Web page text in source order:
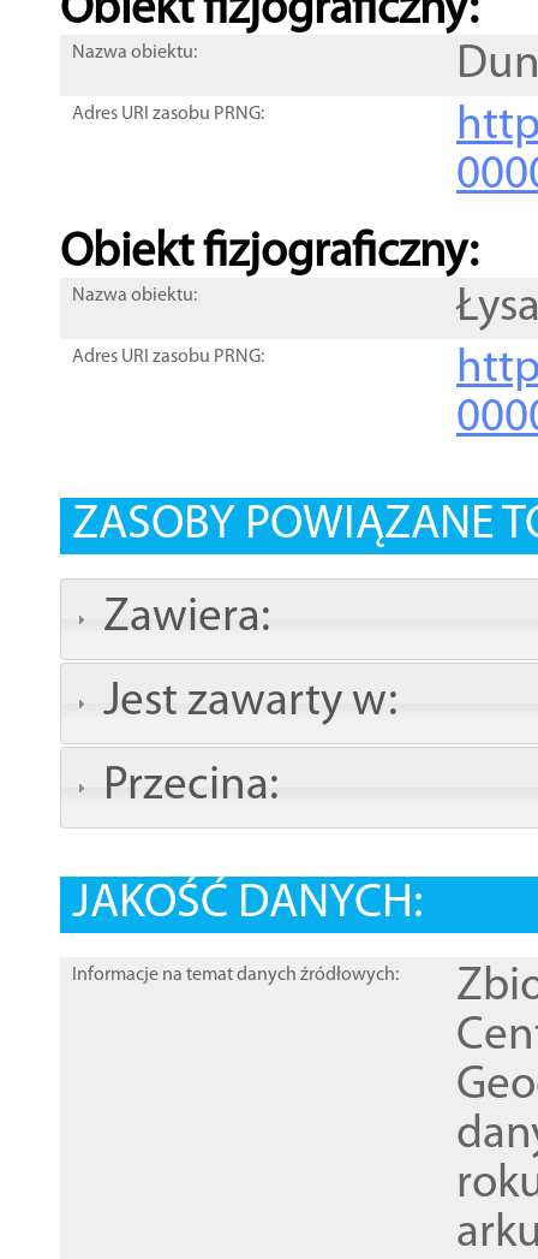
Obiekt fizjograficzny:
Nazwa obiektu:
Adres URI zasobu PRNG:
Obiekt fizjograficzny:
Nazwa obiektu:
Adres URI zasobu PRNG:
ZASOBY POWIĄZANE
Zawiera:
Jest zawarty w:
Przecina:
JAKOŚĆ DANYCH:
Informacje na temat danych źródłowych: